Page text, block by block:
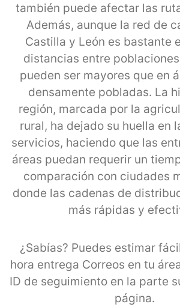
también puede afectar las
Además, aunque la red de
Castilla y León es bastante
distancias entre
pueden ser mayores que en
densamente pobladas. La
región, marcada por la
rural, ha dejado su huella en
servicios, haciendo que las
áreas puedan requerir un
comparación con ciudades
donde las cadenas de
más rápidas y
¿Sabías? Puedes estimar
hora entrega Correos en tu
ID de seguimiento en la parte
página.